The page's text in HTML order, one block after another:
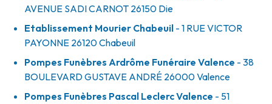
AVENUE SADI CARNOT 26150 Die
Etablissement Mourier Chabeuil - 1 RUE VICTOR
PAYONNE 26120Chabeuil
Pompes Funèbres Ardrôme Funéraire Valence - 38
BOULEVARD GUSTAVE ANDRÉ 26000Valence
Pompes Funèbres Pascal Leclerc Valence - 51